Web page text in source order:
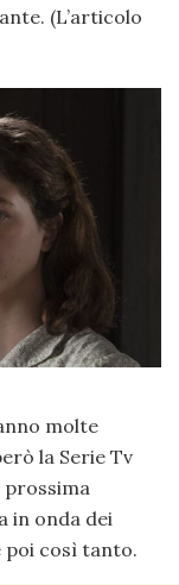
(L’articolo
molte
la Serie Tv
prossima
in onda dei
poi così tanto.